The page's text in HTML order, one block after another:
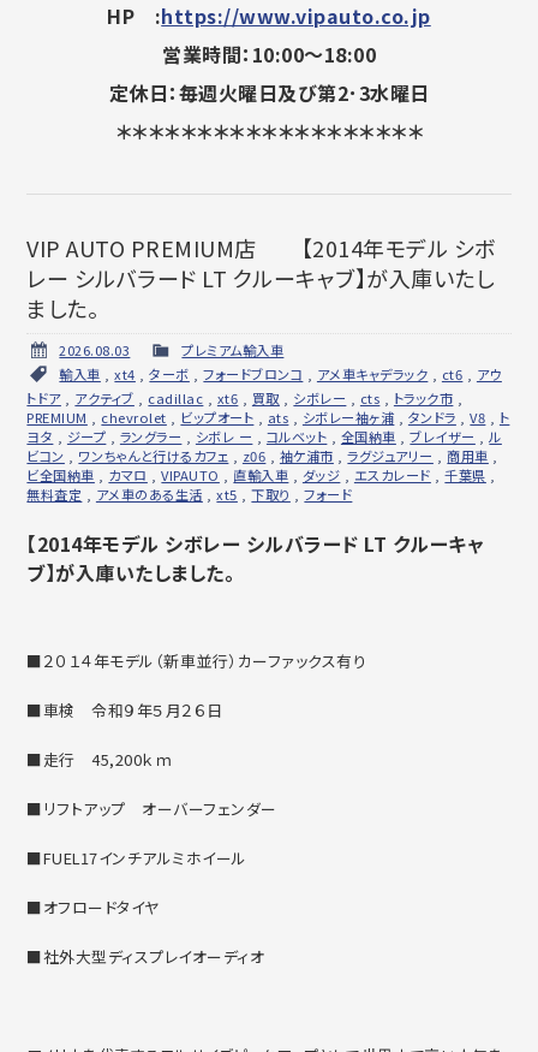
HP :https://www.vipauto.co.jp
営業時間：10:00～18:00
定休日：毎週火曜日及び第2･3水曜日
＊＊＊＊＊＊＊＊＊＊＊＊＊＊＊＊＊＊＊
VIP AUTO PREMIUM店 【2014年モデル シボ
レー シルバラード LT クルーキャブ】が入庫いたし
ました。
2026.08.03
プレミアム輸入車
輸入車 ,xt4 ,ターボ ,フォードブロンコ アメ車キャデラック ct6
アウ
トドア, アクティブ cadillac xt6 買取 シボレー cts トラック市
PREMIUM
chevrolet ビップオート ats シボレー袖ヶ浦 タンドラ ,V8
ト
ヨタ
ジープ ラングラー シボレ ー コルベット 全国納車 ,ブレイザー ,ル
ビコン
ワンちゃんと行けるカフェ z06 袖ケ浦市 ,ラグジュアリー ,商用車
ビ全国納車
カマロ ,VIPAUTO 直輸入車 ダッジ エスカレード ,千葉県
無料査定
アメ車のある生活 ,xt5 ,下取り ,フォード
【2014年モデル シボレー シルバラード LT クルーキャ
ブ】が入庫いたしました。
■２０１４年モデル（新車並行）カーファックス有り
■車検 令和９年５月２６日
■走行 45,200ｋｍ
■リフトアップ オーバーフェンダー
■FUEL17インチアルミホイール
■オフロードタイヤ
■社外大型ディスプレイオーディオ